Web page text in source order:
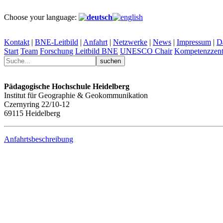
Choose your language:
Kontakt | BNE-Leitbild | Anfahrt | Netzwerke | News | Impressum |
Start Team Forschung Leitbild BNE UNESCO Chair
Pädagogische Hochschule Heidelberg
Institut für Geographie & Geokommunikation
Czernyring 22/10-12
69115 Heidelberg
Anfahrtsbeschreibung